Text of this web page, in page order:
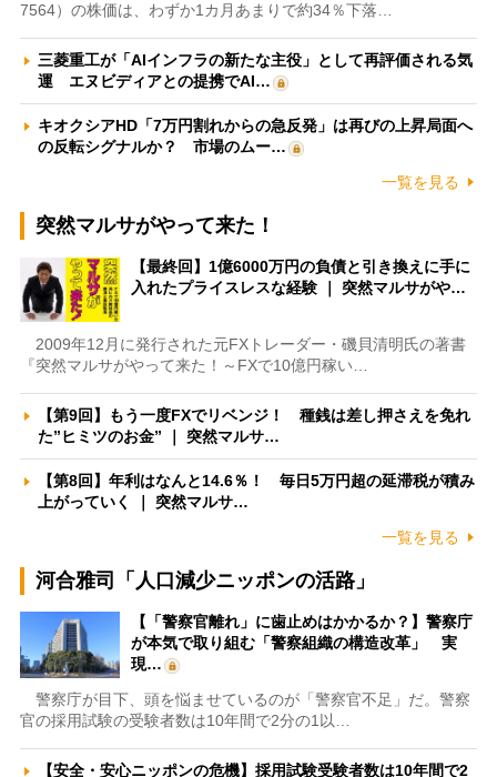
7564）の株価は、わずか1カ月あまりで約34％下落…
三菱重工が「AIインフラの新たな主役」として再評価される気
運 エヌビディアとの提携でAI…
キオクシアHD「7万円割れからの急反発」は再びの上昇局面へ
の反転シグナルか？ 市場のムー…
一覧を見る
突然マルサがやって来た！
【最終回】1億6000万円の負債と引き換えに手に
入れたプライスレスな経験 ｜ 突然マルサがや…
2009年12月に発行された元FXトレーダー・磯貝清明氏の著書
『突然マルサがやって来た！～FXで10億円稼い…
【第9回】もう一度FXでリベンジ！ 種銭は差し押さえを免れ
た”ヒミツのお金” ｜ 突然マルサ…
【第8回】年利はなんと14.6％！ 毎日5万円超の延滞税が積み
上がっていく ｜ 突然マルサ…
一覧を見る
河合雅司「人口減少ニッポンの活路」
【「警察官離れ」に歯止めはかかるか？】警察庁
が本気で取り組む「警察組織の構造改革」 実
現…
警察庁が目下、頭を悩ませているのが「警察官不足」だ。警察
官の採用試験の受験者数は10年間で2分の1以…
【安全・安心ニッポンの危機】採用試験受験者数は10年間で2